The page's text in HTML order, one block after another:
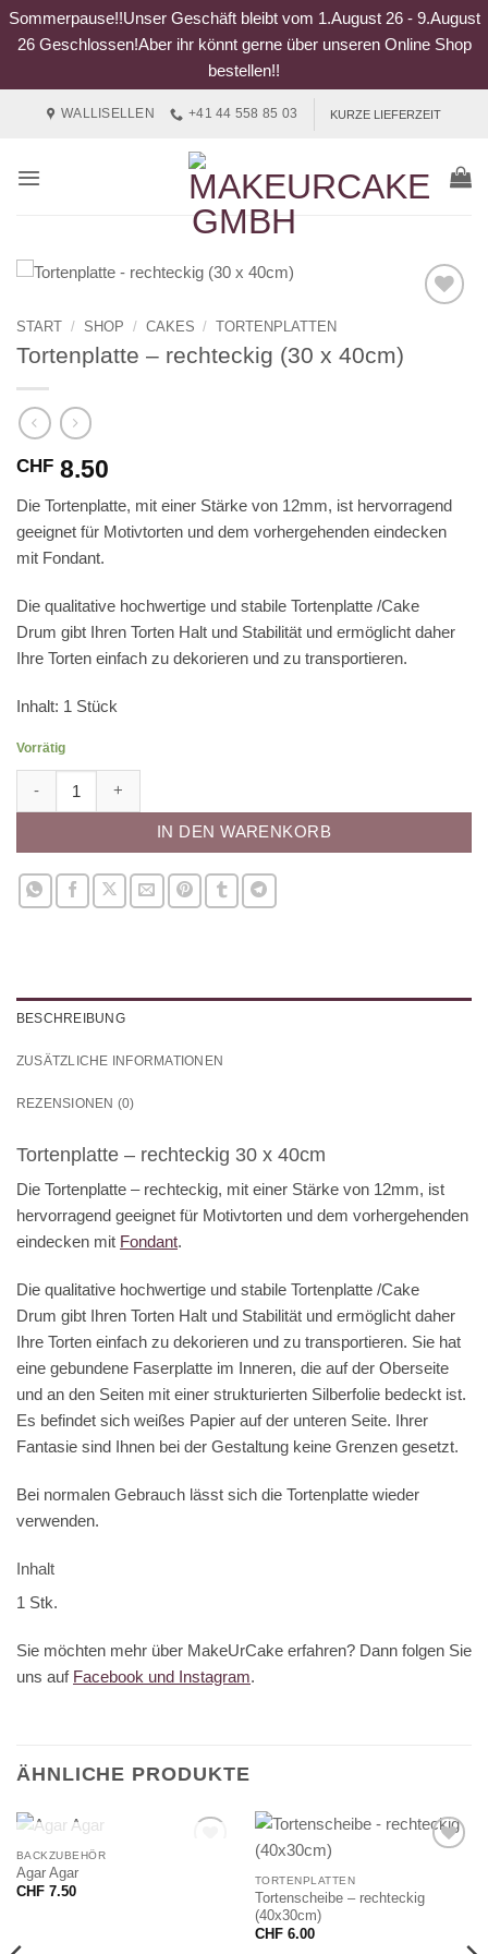
Sommerpause!!Unser Geschäft bleibt vom 1.August 26 - 9.August
26 Geschlossen!Aber ihr könnt gerne über unseren Online Shop
bestellen!!
WALLISELLEN +41 44 558 85 03 KURZE LIEFERZEIT
START / SHOP / CAKES / TORTENPLATTEN
Tortenplatte – rechteckig (30 x 40cm)
CHF 8.50
Die Tortenplatte, mit einer Stärke von 12mm, ist hervorragend
geeignet für Motivtorten und dem vorhergehenden eindecken
mit Fondant.
Die qualitative hochwertige und stabile Tortenplatte /Cake
Drum gibt Ihren Torten Halt und Stabilität und ermöglicht daher
Ihre Torten einfach zu dekorieren und zu transportieren.
Inhalt: 1 Stück
Vorrätig
IN DEN WARENKORB
BESCHREIBUNG
ZUSÄTZLICHE INFORMATIONEN
REZENSIONEN (0)
Tortenplatte – rechteckig 30 x 40cm
Die Tortenplatte – rechteckig, mit einer Stärke von 12mm, ist
hervorragend geeignet für Motivtorten und dem vorhergehenden
eindecken mit Fondant.
Die qualitative hochwertige und stabile Tortenplatte /Cake
Drum gibt Ihren Torten Halt und Stabilität und ermöglicht daher
Ihre Torten einfach zu dekorieren und zu transportieren. Sie hat
eine gebundene Faserplatte im Inneren, die auf der Oberseite
und an den Seiten mit einer strukturierten Silberfolie bedeckt ist.
Es befindet sich weißes Papier auf der unteren Seite. Ihrer
Fantasie sind Ihnen bei der Gestaltung keine Grenzen gesetzt.
Bei normalen Gebrauch lässt sich die Tortenplatte wieder
verwenden.
Inhalt
1 Stk.
Sie möchten mehr über MakeUrCake erfahren? Dann folgen Sie
uns auf Facebook und Instagram.
ÄHNLICHE PRODUKTE
NICHT VORRÄTIG
BACKZUBEHÖR
Agar Agar
CHF7.50
TORTENPLATTEN
Tortenscheibe – rechteckig
(40x30cm)
CHF6.00